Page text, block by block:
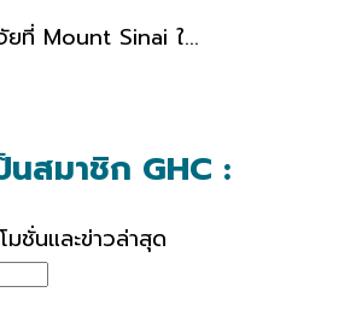
ที่ Mount Sinai ใ...
นสมาชิก GHC :
มชั่นและข่าวล่าสุด